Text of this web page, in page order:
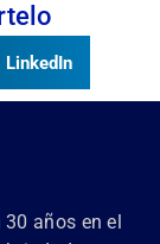
LinkedIn
años en el